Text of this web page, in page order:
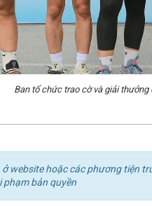
Ban tổ chức trao cờ và giải
ở website hoặc các phương tiện
bản quyền